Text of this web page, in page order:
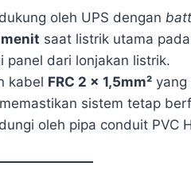
oleh UPS dengan
saat listrik utama
dari lonjakan listrik.
kabel FRC 2 x 1,5mm² yang
sistem tetap
oleh pipa conduit PVC